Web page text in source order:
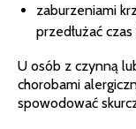
zaburzeniami
przedłużać
U osób z czynną
chorobami
spowodować